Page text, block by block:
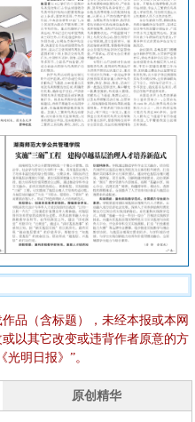
品（含标题），未经本报或本网
以其它改变或违背作者原意的方
明日报》”。